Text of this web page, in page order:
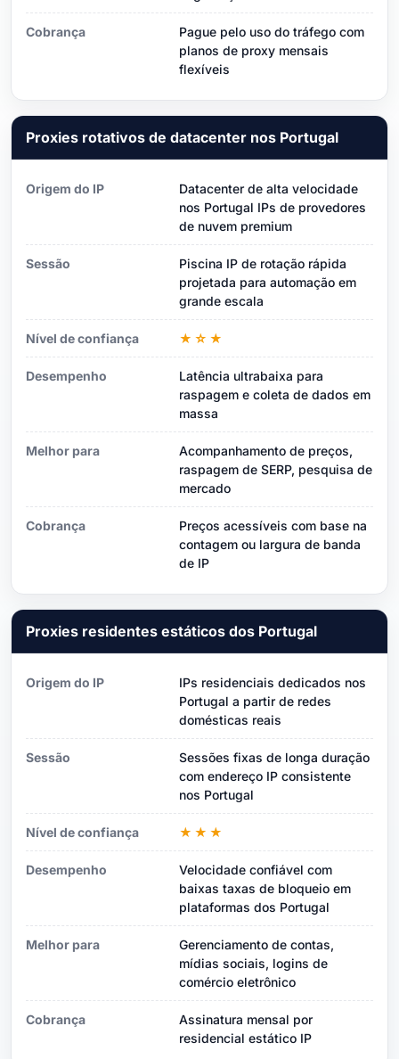
Cobrança
Pague pelo uso do tráfego com
planos de proxy mensais
flexíveis
Proxies rotativos de datacenter nos Portugal
Origem do IP
Datacenter de alta velocidade
nos Portugal IPs de provedores
de nuvem premium
Sessão
Piscina IP de rotação rápida
projetada para automação em
grande escala
Nível de confiança ★☆★
Desempenho
Latência ultrabaixa para
raspagem e coleta de dados em
massa
Melhor para
Acompanhamento de preços,
raspagem de SERP, pesquisa de
mercado
Cobrança
Preços acessíveis com base na
contagem ou largura de banda
de IP
Proxies residentes estáticos dos Portugal
Origem do IP
IPs residenciais dedicados nos
Portugal a partir de redes
domésticas reais
Sessão
Sessões fixas de longa duração
com endereço IP consistente
nos Portugal
Nível de confiança ★★★
Desempenho
Velocidade confiável com
baixas taxas de bloqueio em
plataformas dos Portugal
Melhor para
Gerenciamento de contas,
mídias sociais, logins de
comércio eletrônico
Cobrança
Assinatura mensal por
residencial estático IP